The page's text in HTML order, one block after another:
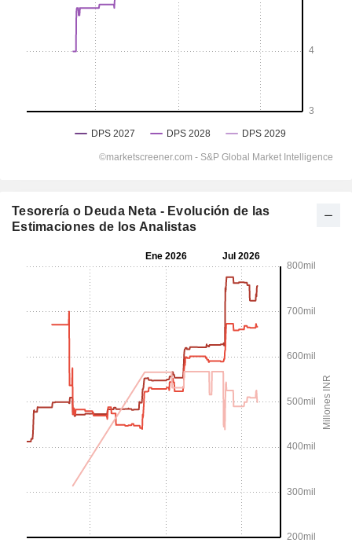
Tesorería o Deuda Neta - Evolución de las
Estimaciones de los Analistas